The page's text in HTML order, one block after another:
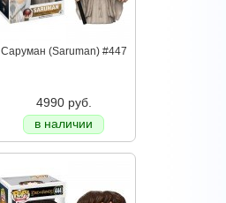
Саруман (Saruman) #447
4990 руб.
в наличии